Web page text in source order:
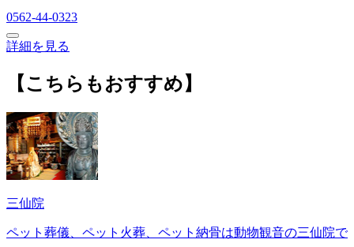
0562-44-0323
詳細を見る
【こちらもおすすめ】
三仙院
ペット葬儀、ペット火葬、ペット納骨は動物観音の三仙院で